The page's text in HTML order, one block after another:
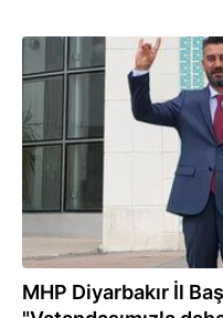
08.07.2022
MHP Diyarbakır İl